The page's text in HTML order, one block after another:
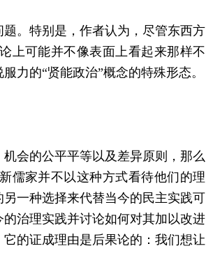
。特别是，作者认为，尽管东西方
上可能并不像表面上看起来那样不
力的“贤能政治”概念的特殊形态。
会的公平平等以及差异原则，那么
儒家并不以这种方式看待他们的理
一种选择来代替当今的民主实践可
治理实践并讨论如何对其加以改进
的证成理由是后果论的：我们想让